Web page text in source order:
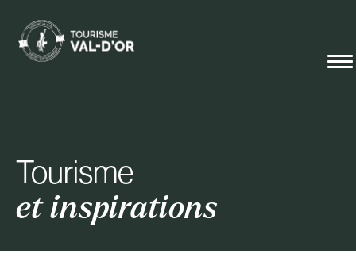
Tourisme
et inspirations